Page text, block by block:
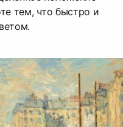
тем, что быстро и